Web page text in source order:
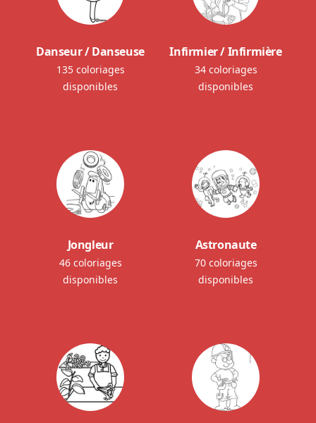
Danseur / Danseuse
135 coloriages
disponibles
Infirmier / Infirmière
34 coloriages
disponibles
Jongleur
46 coloriages
disponibles
Astronaute
70 coloriages
disponibles